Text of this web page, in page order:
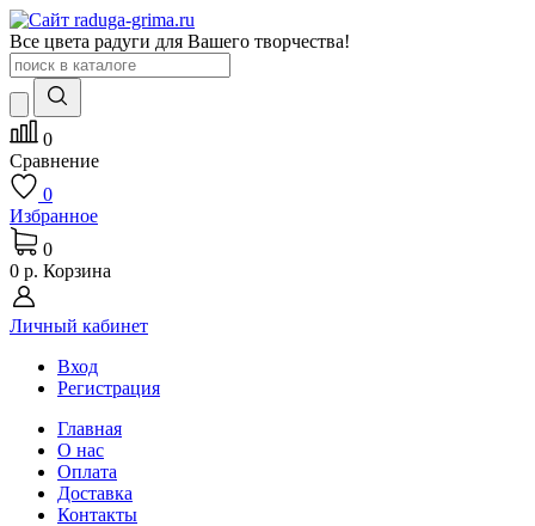
Все цвета радуги для Вашего творчества!
0
Сравнение
0
Избранное
0
0 р. Корзина
Личный кабинет
Вход
Регистрация
Главная
О нас
Оплата
Доставка
Контакты